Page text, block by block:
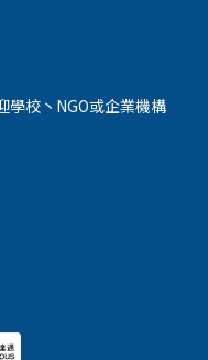
學校丶NGO或企業機構